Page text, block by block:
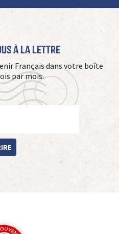
à La Lettre
Français dans votre boîte
par mois.